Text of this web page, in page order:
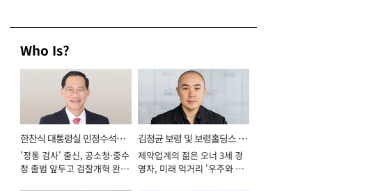
Who Is?
한찬식 대통령실 민정수석비
서관
'정통 검사' 출신, 공소청·중수
청 출범 앞두고 검찰개혁 완수
김정균 보령 및 보령홀딩스 대
표이사 사장
제약업계의 젊은 오너 3세 경
영자, 미래 먹거리 '우주와 헬